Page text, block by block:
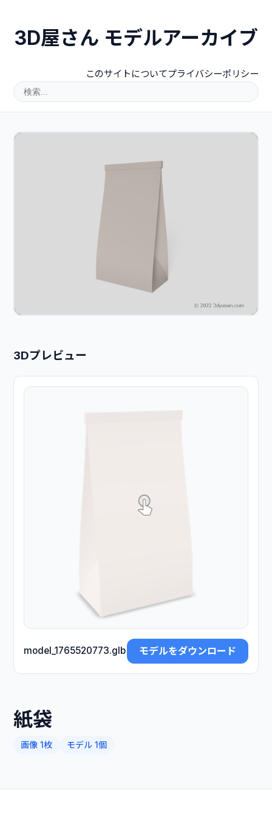
3D屋さん モデルアーカイブ
このサイトについてプライバシーポリシー
3Dプレビュー
model_1765520773.glb モデルをダウンロード
紙袋
画像 1枚 モデル 1個